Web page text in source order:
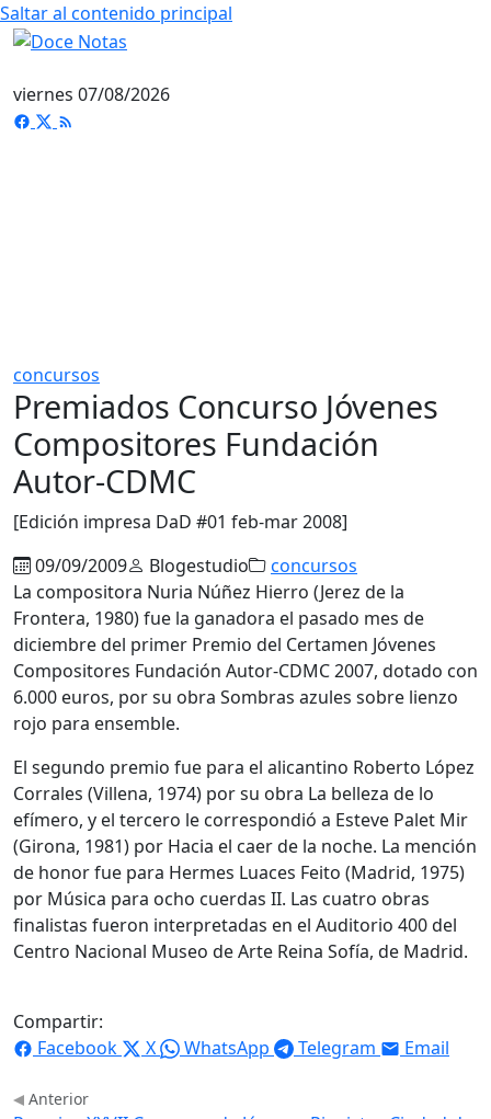
Saltar al contenido principal
viernes 07/08/2026
concursos
Premiados Concurso Jóvenes
Compositores Fundación
Autor-CDMC
[Edición impresa DaD #01 feb-mar 2008]
09/09/2009
Blogestudio
concursos
La compositora Nuria Núñez Hierro (Jerez de la
Frontera, 1980) fue la ganadora el pasado mes de
diciembre del primer Premio del Certamen Jóvenes
Compositores Fundación Autor-CDMC 2007, dotado con
6.000 euros, por su obra Sombras azules sobre lienzo
rojo para ensemble.
El segundo premio fue para el alicantino Roberto López
Corrales (Villena, 1974) por su obra La belleza de lo
efímero, y el tercero le correspondió a Esteve Palet Mir
(Girona, 1981) por Hacia el caer de la noche. La mención
de honor fue para Hermes Luaces Feito (Madrid, 1975)
por Música para ocho cuerdas II. Las cuatro obras
finalistas fueron interpretadas en el Auditorio 400 del
Centro Nacional Museo de Arte Reina Sofía, de Madrid.
Compartir:
Facebook
X WhatsApp Telegram Email
Anterior